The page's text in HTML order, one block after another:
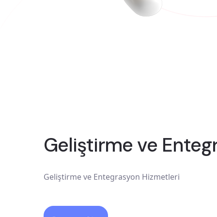
Geliştirme ve
Geliştirme ve Entegrasyon Hizmetleri